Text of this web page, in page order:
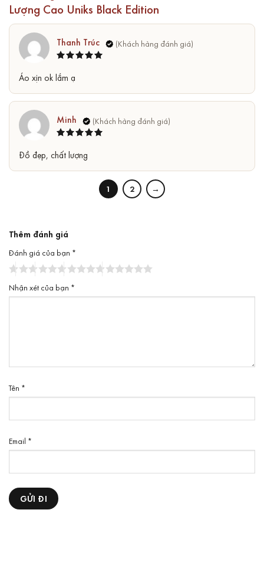
Lượng Cao Uniks Black Edition
hạng
Thanh Trúc
Áo xịn ok lắm ạ
hạng5
Minh
Đồ đẹp, chất lượng
1 2 →
Thêm đánh giá
Đánh giá của bạn *
Nhận xét của bạn *
Tên *
Email *